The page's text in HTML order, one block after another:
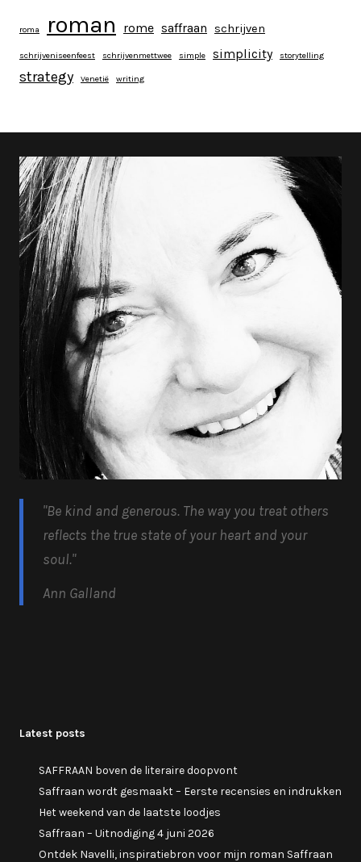
roma roman rome saffraan schrijven
schrijveniseenfeest schrijvenmettwee simple simplicity storytelling
strategy Venetië writing
"Be kind and generous. The way you treat others
reflects the true state of your heart and your
soul."
Ann Galland
Latest posts
SAFFRAAN boven de literaire doopvont
Saffraan wordt gesmaakt – Eerste recensies en indrukken
Het weekend van de laatste loodjes
Saffraan – Uitnodiging 4 juni 2026
Ontdek Navelli, inspiratiebron voor mijn roman Saffraan